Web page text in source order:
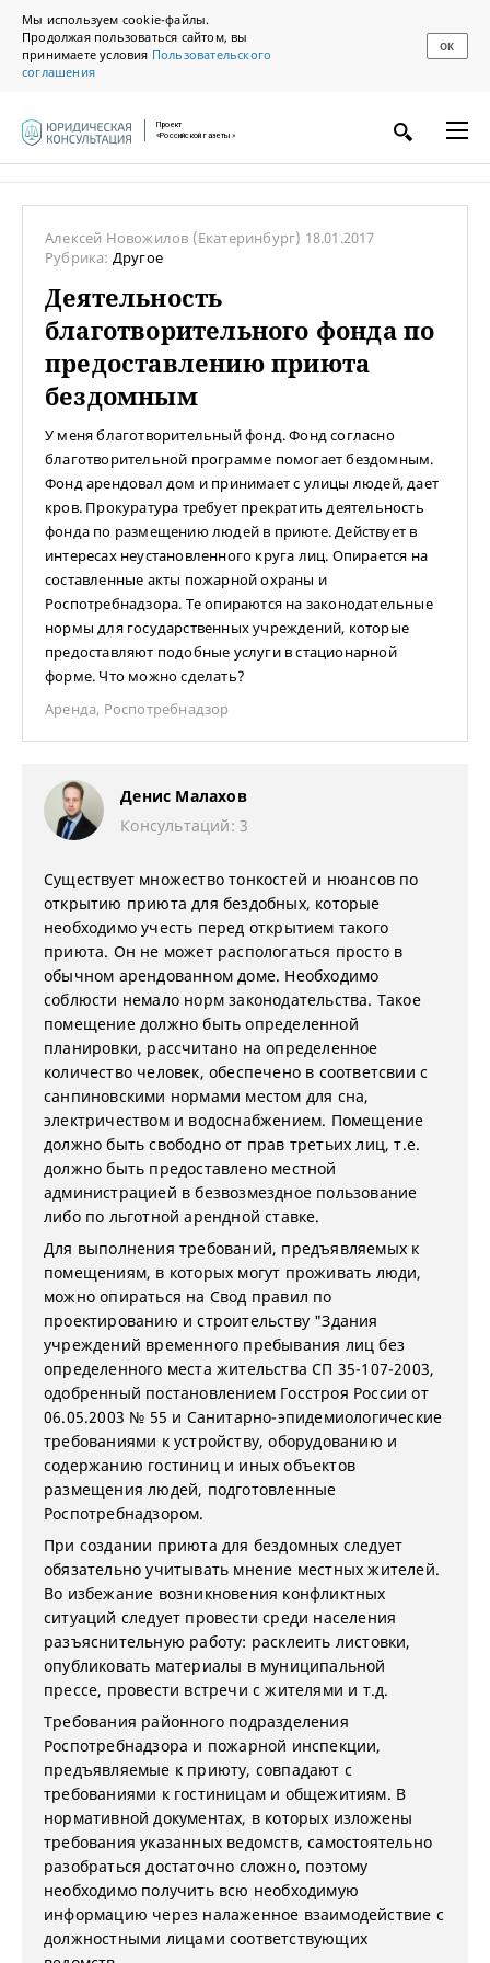
Мы используем cookie-файлы.
Продолжая пользоваться сайтом, вы
принимаете условия Пользовательского
соглашения
ОК
Проект
«Российской газеты»
Алексей Новожилов (Екатеринбург) 18.01.2017
Рубрика: Другое
Деятельность
благотворительного фонда по
предоставлению приюта
бездомным
У меня благотворительный фонд. Фонд согласно
благотворительной программе помогает бездомным.
Фонд арендовал дом и принимает с улицы людей, дает
кров. Прокуратура требует прекратить деятельность
фонда по размещению людей в приюте. Действует в
интересах неустановленного круга лиц. Опирается на
составленные акты пожарной охраны и
Роспотребнадзора. Те опираются на законодательные
нормы для государственных учреждений, которые
предоставляют подобные услуги в стационарной
форме. Что можно сделать?
Аренда, Роспотребнадзор
Денис Малахов
Консультаций: 3
Существует множество тонкостей и нюансов по
открытию приюта для бездобных, которые
необходимо учесть перед открытием такого
приюта. Он не может распологаться просто в
обычном арендованном доме. Необходимо
соблюсти немало норм законодательства. Такое
помещение должно быть определенной
планировки, рассчитано на определенное
количество человек, обеспечено в соответсвии с
санпиновскими нормами местом для сна,
электричеством и водоснабжением. Помещение
должно быть свободно от прав третьих лиц, т.е.
должно быть предоставлено местной
администрацией в безвозмездное пользование
либо по льготной арендной ставке.
Для выполнения требований, предъявляемых к
помещениям, в которых могут проживать люди,
можно опираться на Свод правил по
проектированию и строительству "Здания
учреждений временного пребывания лиц без
определенного места жительства СП 35-107-2003,
одобренный постановлением Госстроя России от
06.05.2003 № 55 и Санитарно-эпидемиологические
требованиями к устройству, оборудованию и
содержанию гостиниц и иных объектов
размещения людей, подготовленные
Роспотребнадзором.
При создании приюта для бездомных следует
обязательно учитывать мнение местных жителей.
Во избежание возникновения конфликтных
ситуаций следует провести среди населения
разъяснительную работу: расклеить листовки,
опубликовать материалы в муниципальной
прессе, провести встречи с жителями и т.д.
Требования районного подразделения
Роспотребнадзора и пожарной инспекции,
предъявляемые к приюту, совпадают с
требованиями к гостиницам и общежитиям. В
нормативной документах, в которых изложены
требования указанных ведомств, самостоятельно
разобраться достаточно сложно, поэтому
необходимо получить всю необходимую
информацию через налаженное взаимодействие с
должностными лицами соответствующих